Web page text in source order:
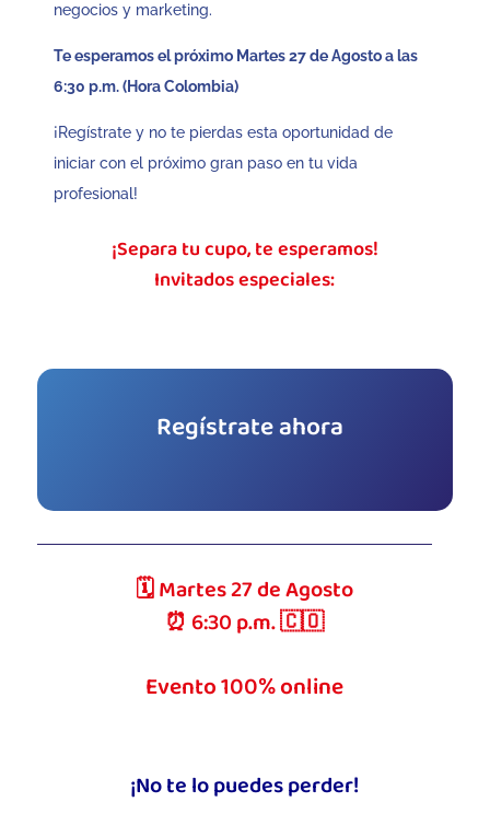
negocios y marketing.
Te esperamos el próximo Martes 27 de Agosto a las
6:30 p.m. (Hora Colombia)
¡Regístrate y no te pierdas esta oportunidad de
iniciar con el próximo gran paso en tu vida
profesional!
¡Separa tu cupo, te esperamos!
Invitados especiales:
Regístrate ahora
🗓️ Martes 27 de Agosto
⏰ 6:30 p.m. 🇨🇴
Evento 100% online
¡No te lo puedes perder!